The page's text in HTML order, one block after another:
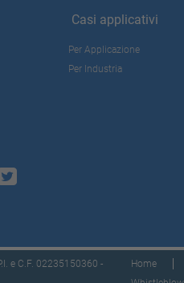
Casi applicativi
Per Applicazione
Per Industria
e C.F. 02235150360 -
Home